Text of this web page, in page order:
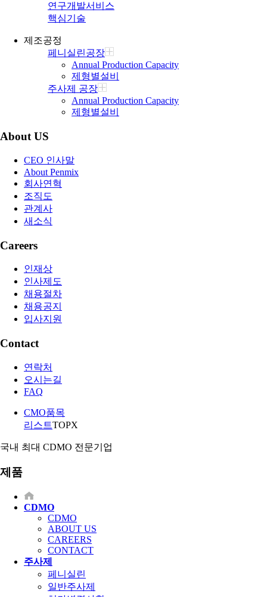
연구개발서비스
핵심기술
제조공정
페니실린공장
Annual Production Capacity
제형별설비
주사제 공장
Annual Production Capacity
제형별설비
About US
CEO 인사말
About Penmix
회사연혁
조직도
관계사
새소식
Careers
인재상
인사제도
채용절차
채용공지
입사지원
Contact
연락처
오시는길
FAQ
CMO품목
리스트TOPX
국내 최대 CDMO 전문기업
제품
CDMO
CDMO
ABOUT US
CAREERS
CONTACT
주사제
페니실린
일반주사제